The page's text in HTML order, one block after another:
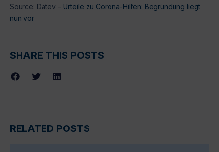
Source: Datev – Urteile zu Corona-Hilfen: Begründung liegt
nun vor
SHARE THIS POSTS
RELATED POSTS